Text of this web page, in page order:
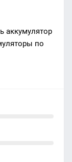
аккумулятор
по